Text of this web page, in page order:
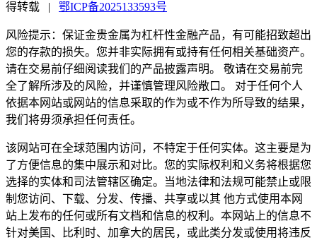
得转载
| 鄂ICP备2025133593号
风险提示：保证金贵金属为杠杆性金融产品，有可能招致超出
您的存款的损失。您并非实际拥有或持有任何相关基础资产。
请在交易前仔细阅读我们的产品披露声明。 敬请在交易前完
全了解所涉及的风险，并谨慎管理风险敞口。 对于任何个人
依据本网站或网站的信息采取的作为或不作为所导致的结果，
我们将毋须承担任何责任。
该网站可在全球范围内访问，不特定于任何实体。这主要是为
了方便信息的集中展示和对比。您的实际权利和义务将根据您
选择的实体和司法管辖区确定。当地法律和法规可能禁止或限
制您访问、下载、分发、传播、共享或以其 他方式使用本网
站上发布的任何或所有文档和信息的权利。本网站上的信息不
针对美国、比利时、加拿大的居民，或此类分发或使用将违反